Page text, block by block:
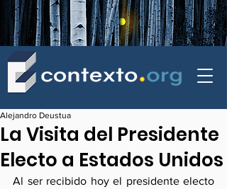
La Visita del Presidente
Electo a Estados Unidos
Alejandro Deustua
Al ser recibido hoy el presidente electo